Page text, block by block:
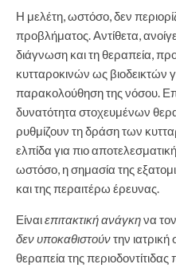
Η μελέτη, ωστόσο, δεν
προβλήματος. Αντίθετα,
διάγνωση και τη θεραπεία,
κυτταροκινών ως βιοδεικτών
παρακολούθηση της νόσου.
δυνατότητα στοχευμένων
ρυθμίζουν τη δράση των
ελπίδα για πιο
ωστόσο, η σημασία της
και της περαιτέρω έρευνας.
Είναιεπιτακτική ανάγκηνα
δεν υποκαθιστούντην
θεραπεία της περιοδοντίτιδας